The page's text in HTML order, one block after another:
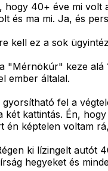
hogy 40+ éve mi volt
és ma mi. Ja, és
kell ez a sok
"Mérnökúr" keze
ember általal.
fel a
két kattintás. Én,
én képtelen voltam
ki lízingelt autót
hegyeket és